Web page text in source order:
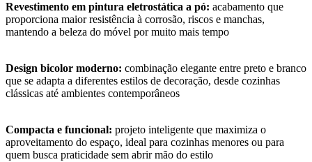
Revestimento em pintura eletrostática a pó: acabamento que
proporciona maior resistência à corrosão, riscos e manchas,
mantendo a beleza do móvel por muito mais tempo
Design bicolor moderno: combinação elegante entre preto e branco
que se adapta a diferentes estilos de decoração, desde cozinhas
clássicas até ambientes contemporâneos
Compacta e funcional: projeto inteligente que maximiza o
aproveitamento do espaço, ideal para cozinhas menores ou para
quem busca praticidade sem abrir mão do estilo